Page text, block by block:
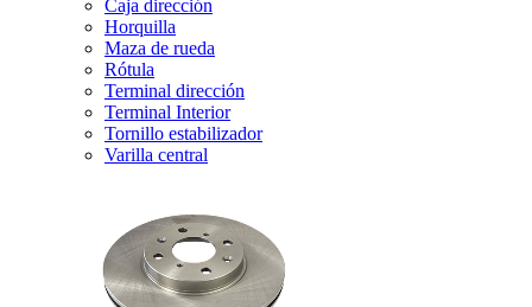
Caja dirección
Horquilla
Maza de rueda
Rótula
Terminal dirección
Terminal Interior
Tornillo estabilizador
Varilla central